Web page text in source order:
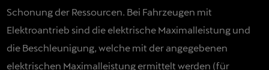
Schonung der Ressourcen. Bei Fahrzeugen mit
Elektroantrieb sind die elektrische Maximalleistung und
die Beschleunigung, welche mit der angegebenen
elektrischen Maximalleistung ermittelt werden (für